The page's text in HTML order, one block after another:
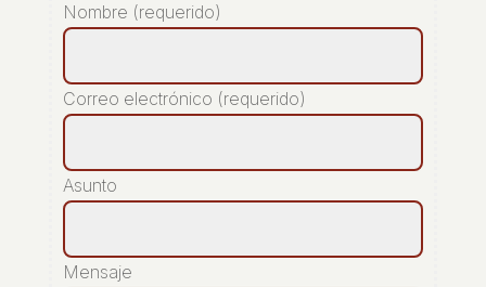
Nombre (requerido)
Correo electrónico (requerido)
Asunto
Mensaje